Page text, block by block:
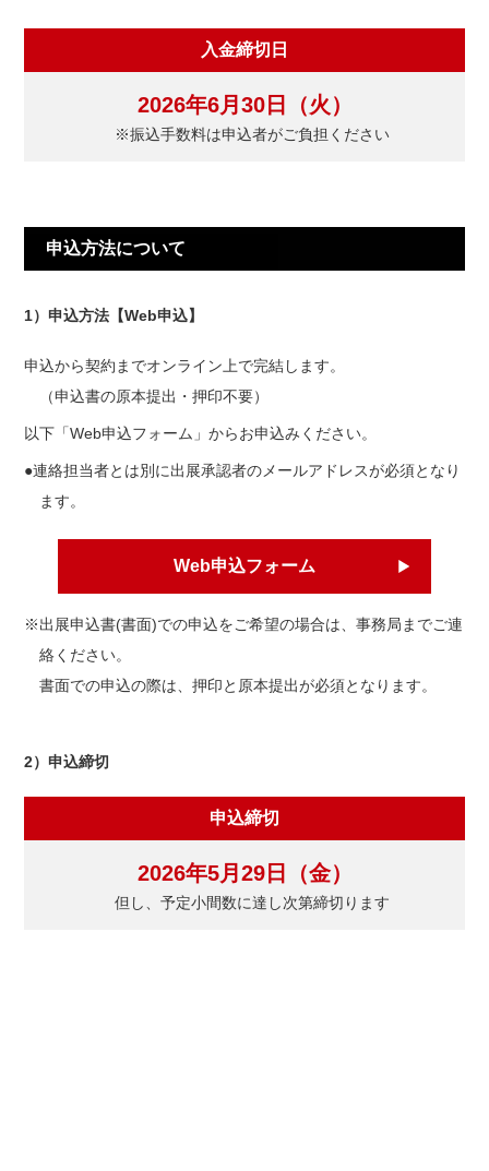
入金締切日
2026年6月30日（火）
※振込手数料は申込者がご負担ください
申込方法について
1）申込方法【Web申込】
申込から契約までオンライン上で完結します。
（申込書の原本提出・押印不要）
以下「Web申込フォーム」からお申込みください。
●連絡担当者とは別に出展承認者のメールアドレスが必須となり
ます。
Web申込フォーム
※出展申込書(書面)での申込をご希望の場合は、事務局までご連
絡ください。
書面での申込の際は、押印と原本提出が必須となります。
2）申込締切
申込締切
2026年5月29日（金）
但し、予定小間数に達し次第締切ります